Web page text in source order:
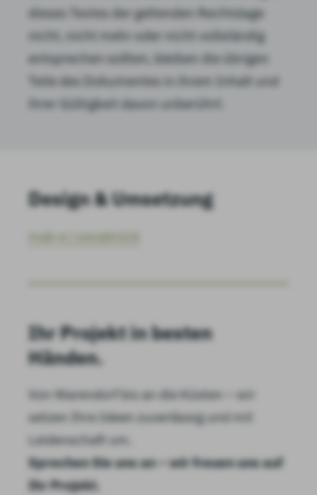
dieses Textes der geltenden Rechtslage
nicht, nicht mehr oder nicht vollständig
entsprechen sollten, bleiben die übrigen
Teile des Dokumentes in ihrem Inhalt und
ihrer Gültigkeit davon unberührt.
Design & Umsetzung
mak-e | osnabrück
Ihr Projekt in besten
Händen.
Von Warendorf bis an die Küsten – wir
setzen Ihre Ideen zuverlässig und mit
Leidenschaft um.
Sprechen Sie uns an – wir freuen uns auf
Ihr Projekt.